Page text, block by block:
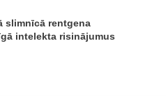
slimnīcā rentgena
intelekta risinājumus